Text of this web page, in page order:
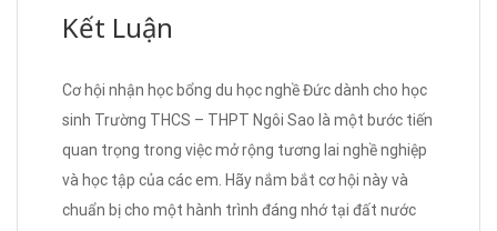
Kết Luận
Cơ hội nhận học bổng du học nghề Đức dành cho học
sinh Trường THCS – THPT Ngôi Sao là một bước tiến
quan trọng trong việc mở rộng tương lai nghề nghiệp
và học tập của các em. Hãy nắm bắt cơ hội này và
chuẩn bị cho một hành trình đáng nhớ tại đất nước